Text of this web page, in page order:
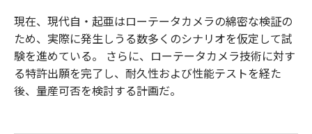
現在、現代自・起亜はローテータカメラの綿密な検証の
ため、実際に発生しうる数多くのシナリオを仮定して試
験を進めている。 さらに、ローテータカメラ技術に対す
る特許出願を完了し、耐久性および性能テストを経た
後、量産可否を検討する計画だ。